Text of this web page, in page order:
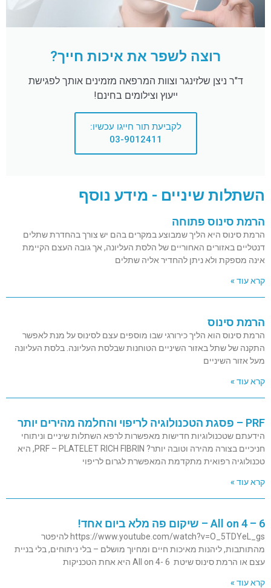
רוצה לשפר את איכות חייך?
ד"ר ניצן שלזינגר וצוות המרפאה מזמינים אותך לפגישת
ייעוץ וצילומים בחינם!
לקביעת תור חייגו עכשיו:
03-9012411
השתלות שיניים - מידע נוסף
הרמת סינוס פתוחה
הרמת סינוס היא הליך שמבוצע במקרים בהם יש צורך בהחדרת שתלים
דנטליים באזורים האחוריים של הלסת העליונה, אך גובה העצם הקיימת
אינה מספקת ולא ניתן להחדיר אליה שתלים
קרא עוד »
הרמת סינוס
הרמת סינוס הוא הליך כירורגי שבו מוספים עצם לסינוס על מנת לאפשר
התקנה של שתל באזור השיניים הטוחנות שבלסת העליונה. בלסת העליונה
מעל אזור השיניים
קרא עוד »
PRF – פסגת הטכנולוגיה לריפוי והחלמה מהירים יותר
הידעתם שטכנולוגיות חדישות מאפשרות לרפא השתלות שיניים וניתוחי
חניכיים בצורה מהירה וטובה יותר? PRF – PLATELET RICH FIBRIN, היא
טכנולוגיה רפואית מתקדמת המאפשרת לגרום לריפוי
קרא עוד »
All on 4 – 6 – שיקום פה מלא ביום אחד!
https://www.youtube.com/watch?v=O_5TDYeL_gs להיפטר
מהתותבות, ליהנות מאיכות חיים ומחיוך מושלם – בלי ניתוחים, בלי בניית
עצם או הרמת סינוס שיטת All on 4- 6 היא אחת הטכניקות
קרא עוד »